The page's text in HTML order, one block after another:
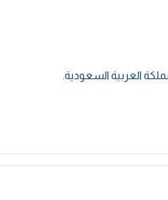
العربية السعودية.